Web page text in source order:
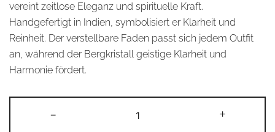
vereint zeitlose Eleganz und spirituelle Kraft.
Handgefertigt in Indien, symbolisiert er Klarheit und
Reinheit. Der verstellbare Faden passt sich jedem Outfit
an, während der Bergkristall geistige Klarheit und
Harmonie fördert.
-
–
+